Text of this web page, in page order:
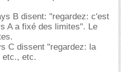
B disent: "regardez: c'est
A a fixé des limites". Le
C dissent "regardez: la
etc., etc.